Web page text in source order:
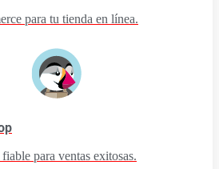
para tu tienda en línea.
para ventas exitosas.